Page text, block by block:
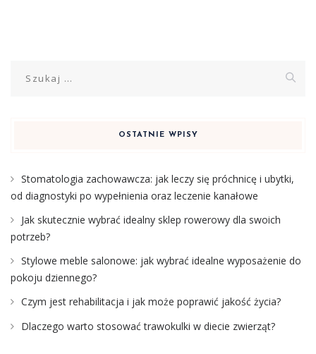
OSTATNIE WPISY
Stomatologia zachowawcza: jak leczy się próchnicę i ubytki,
od diagnostyki po wypełnienia oraz leczenie kanałowe
Jak skutecznie wybrać idealny sklep rowerowy dla swoich
potrzeb?
Stylowe meble salonowe: jak wybrać idealne wyposażenie do
pokoju dziennego?
Czym jest rehabilitacja i jak może poprawić jakość życia?
Dlaczego warto stosować trawokulki w diecie zwierząt?